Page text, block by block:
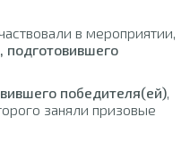
в мероприятии,
подготовившего
победителя(ей)
заняли призовые